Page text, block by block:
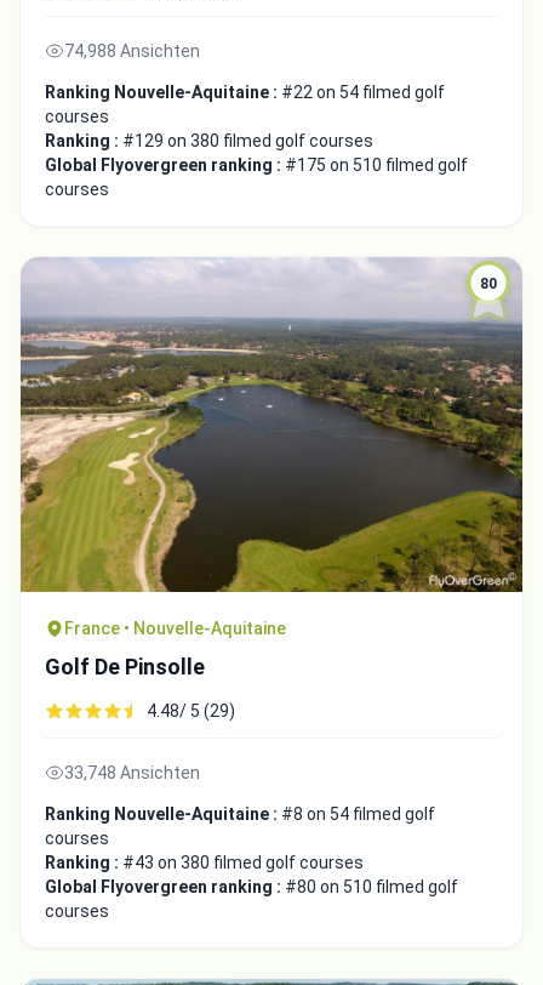
74,988 Ansichten
Ranking Nouvelle-Aquitaine : #22 on 54 filmed golf
courses
Ranking : #129 on 380 filmed golf courses
Global Flyovergreen ranking : #175 on 510 filmed golf
courses
80
France • Nouvelle-Aquitaine
Golf De Pinsolle
4.48/ 5 (29)
33,748 Ansichten
Ranking Nouvelle-Aquitaine : #8 on 54 filmed golf
courses
Ranking : #43 on 380 filmed golf courses
Global Flyovergreen ranking : #80 on 510 filmed golf
courses